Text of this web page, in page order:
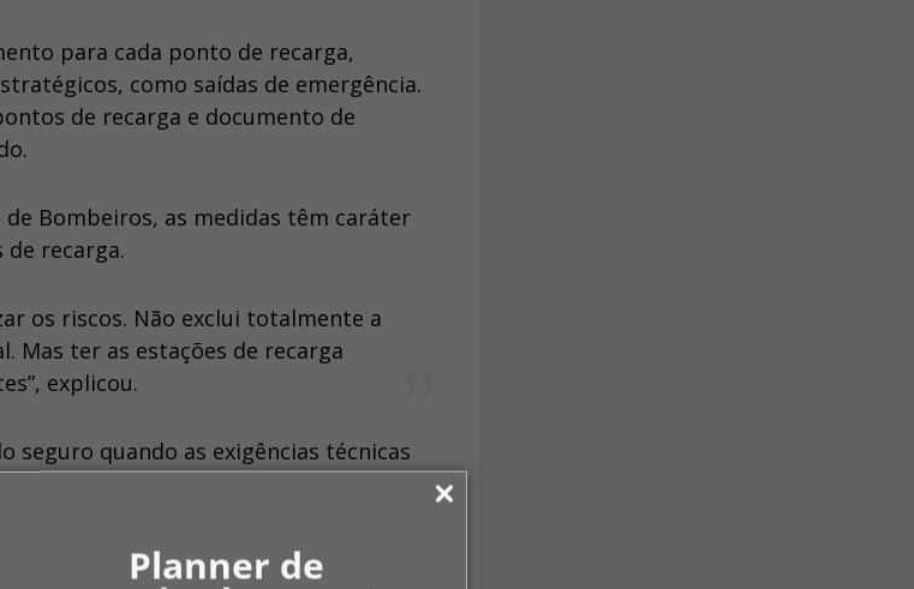
Planner de
para cada ponto de recarga,
como saídas de emergência.
de recarga e documento de
Bombeiros, as medidas têm caráter
recarga.
os riscos. Não exclui totalmente a
ter as estações de recarga
explicou.
seguro quando as exigências técnicas
“Quando o equipamento atende
a recarga é considerada